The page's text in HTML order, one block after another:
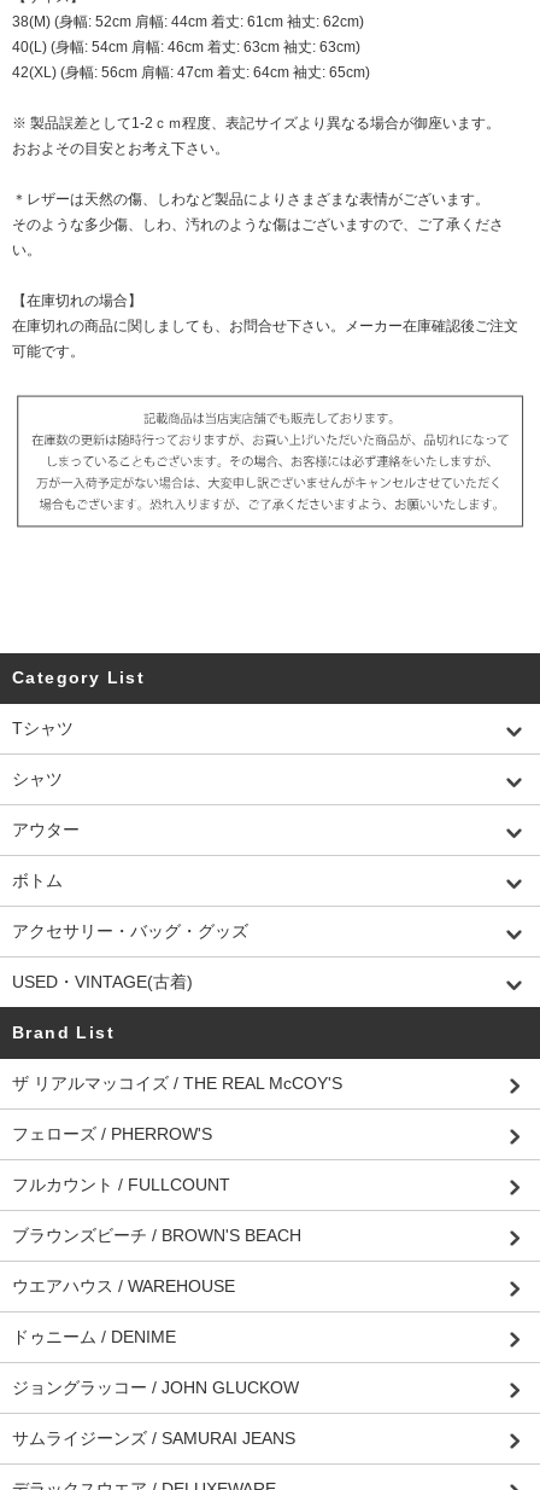
38(M) (身幅: 52cm 肩幅: 44cm 着丈: 61cm 袖丈: 62cm)
40(L) (身幅: 54cm 肩幅: 46cm 着丈: 63cm 袖丈: 63cm)
42(XL) (身幅: 56cm 肩幅: 47cm 着丈: 64cm 袖丈: 65cm)
※ 製品誤差として1-2ｃｍ程度、表記サイズより異なる場合が御座います。
おおよその目安とお考え下さい。
＊レザーは天然の傷、しわなど製品によりさまざまな表情がございます。
そのような多少傷、しわ、汚れのような傷はございますので、ご了承くださ
い。
【在庫切れの場合】
在庫切れの商品に関しましても、お問合せ下さい。メーカー在庫確認後ご注文
可能です。
Category List
Tシャツ
シャツ
アウター
ボトム
アクセサリー・バッグ・グッズ
USED・VINTAGE(古着)
Brand List
ザ リアルマッコイズ / THE REAL McCOY'S
フェローズ / PHERROW'S
フルカウント / FULLCOUNT
ブラウンズビーチ / BROWN'S BEACH
ウエアハウス / WAREHOUSE
ドゥニーム / DENIME
ジョングラッコー / JOHN GLUCKOW
サムライジーンズ / SAMURAI JEANS